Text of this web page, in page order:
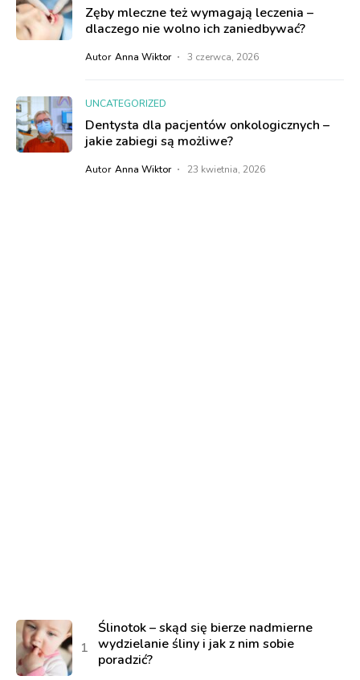
Zęby mleczne też wymagają leczenia –
dlaczego nie wolno ich zaniedbywać?
Autor Anna Wiktor 3 czerwca, 2026
UNCATEGORIZED
Dentysta dla pacjentów onkologicznych –
jakie zabiegi są możliwe?
Autor Anna Wiktor 23 kwietnia, 2026
Ślinotok – skąd się bierze nadmierne
wydzielanie śliny i jak z nim sobie
poradzić?